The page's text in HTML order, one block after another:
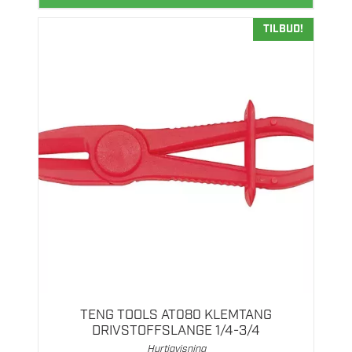
TILBUD!
TENG TOOLS AT080 KLEMTANG
DRIVSTOFFSLANGE 1/4-3/4
Hurtigvisning